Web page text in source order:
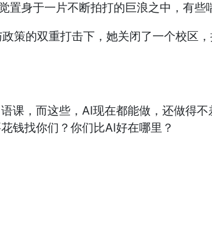
身于一片不断拍打的巨浪之中，有些
策的双重打击下，她关闭了一个校区
课，而这些，AI现在都能做，还做得
钱找你们？你们比AI好在哪里？